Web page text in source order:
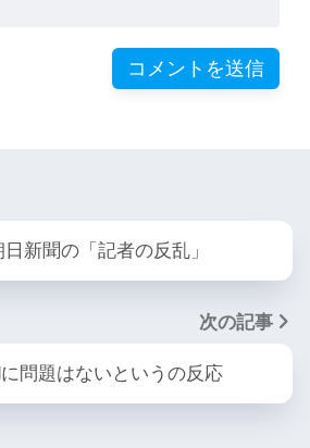
新聞の「記者の反乱」
次の記事
問題はないというの反応